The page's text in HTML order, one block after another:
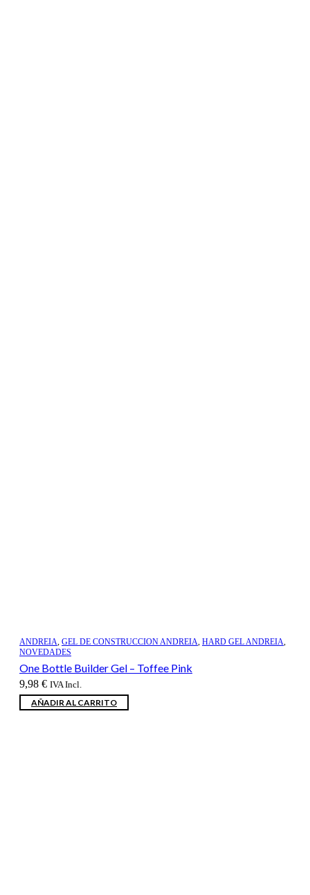
ANDREIA, GEL DE CONSTRUCCION ANDREIA, HARD GEL ANDREIA,
NOVEDADES
One Bottle Builder Gel – Toffee Pink
9,98 € IVA Incl.
AÑADIR AL CARRITO